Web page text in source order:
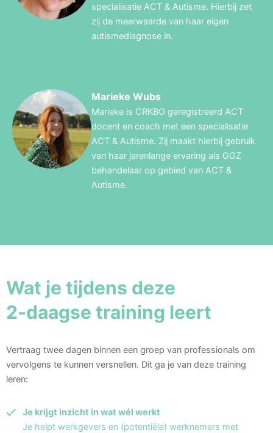
specialisatie ACT & Autisme. Hierbij zet
zij de meerwaarde van haar eigen
autismediagnose in.
Marieke Wubs
Marieke is CRKBO geregistreerd ACT
docent en coach met een specialisatie
ACT & Autisme. Zij maakt hierbij gebruik
van haar jarenlange ervaring als GGZ
behandelaar op gebied van ACT &
Autisme.
Wat je tijdens deze
2-daagse training leert
Vertraag twee dagen binnen een groep van professionals om
vervolgens te kunnen versnellen. Dit ga je van deze training
leren:
Je krijgt inzicht in wat wél werkt
Je helpt werkgevers en (potentiële) werknemers met